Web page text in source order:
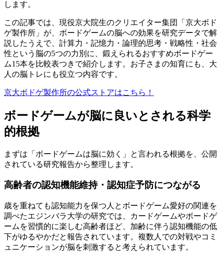
します。
この記事では、現役京大院生のクリエイター集団「京大ボド
ゲ製作所」が、ボードゲームの脳への効果を研究データで解
説したうえで、計算力・記憶力・論理的思考・戦略性・社会
性という脳の5つの力別に、鍛えられるおすすめボードゲー
ム15本を比較表つきで紹介します。お子さまの知育にも、大
人の脳トレにも役立つ内容です。
京大ボドゲ製作所の公式ストアはこちら！
ボードゲームが脳に良いとされる科学
的根拠
まずは「ボードゲームは脳に効く」と言われる根拠を、公開
されている研究報告から整理します。
高齢者の認知機能維持・認知症予防につながる
歳を重ねても認知能力を保つ人とボードゲーム愛好の関連を
調べたエジンバラ大学の研究では、カードゲームやボードゲ
ームを習慣的に楽しむ高齢者ほど、加齢に伴う認知機能の低
下がゆるやかだと報告されています。複数人での対戦やコミ
ュニケーションが脳を刺激すると考えられています。